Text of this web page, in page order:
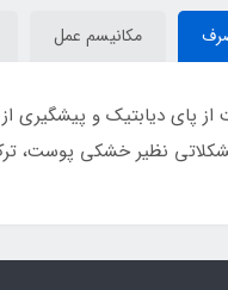
مکانیسم عمل
از پای دیابتیک و پیشگیری
نظیر خشکی پوست،